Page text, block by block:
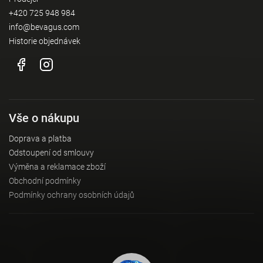
+420 725 948 984
info@bevagus.com
Historie objednávek
Vše o nákupu
Doprava a platba
Odstoupení od smlouvy
Výměna a reklamace zboží
Obchodní podmínky
Podmínky ochrany osobních údajů